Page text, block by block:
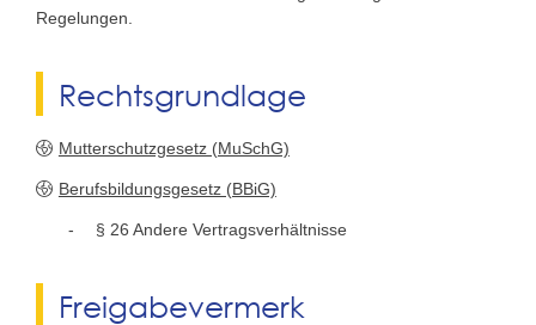
Regelungen.
Rechtsgrundlage
Mutterschutzgesetz (MuSchG)
Berufsbildungsgesetz (BBiG)
§ 26 Andere Vertragsverhältnisse
Freigabevermerk